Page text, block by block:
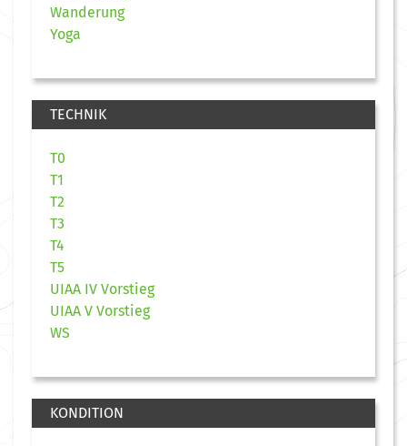
Wanderung
Yoga
TECHNIK
T0
T1
T2
T3
T4
T5
UIAA IV Vorstieg
UIAA V Vorstieg
WS
KONDITION